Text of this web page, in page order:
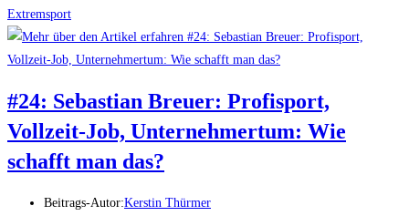
Extremsport
#24: Sebastian Breuer: Profisport,
Vollzeit-Job, Unternehmertum: Wie
schafft man das?
Beitrags-Autor:Kerstin Thürmer